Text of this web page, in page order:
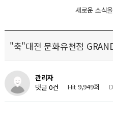
새로운 소식
"축"대전 문화유천점
관리자
댓글 0건
Hit 9,949회